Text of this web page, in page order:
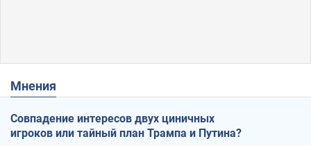
Мнения
Совпадение интересов двух циничных
игроков или тайный план Трампа и Путина?